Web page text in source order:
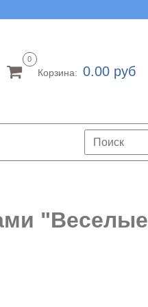
0
Корзина: 0.00 руб
"Веселые